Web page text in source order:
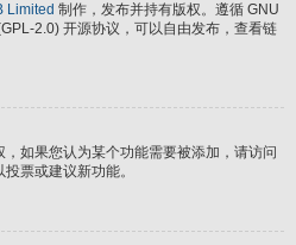
Limited 制作，发布并持有版权。遵循 GNU
2.0) 开源协议，可以自由发布，查看链
如果您认为某个功能需要被添加，请访问
投票或建议新功能。